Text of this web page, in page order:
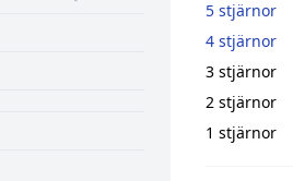
5 stjärnor
4 stjärnor
3 stjärnor
2 stjärnor
1 stjärnor